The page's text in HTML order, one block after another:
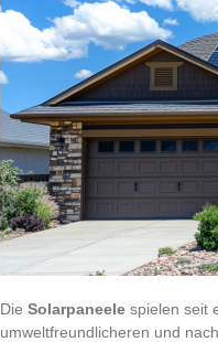
Die Solarpaneele spielen seit
umweltfreundlicheren und